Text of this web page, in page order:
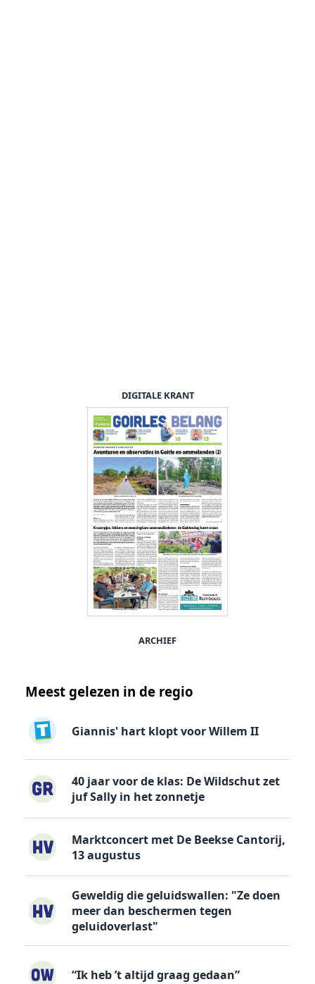
DIGITALE KRANT
ARCHIEF
Meest gelezen in de regio
Giannis' hart klopt voor Willem II
40 jaar voor de klas: De Wildschut zet
juf Sally in het zonnetje
Marktconcert met De Beekse Cantorij,
13 augustus
Geweldig die geluidswallen: "Ze doen
meer dan beschermen tegen
geluidoverlast"
“Ik heb ’t altijd graag gedaan”